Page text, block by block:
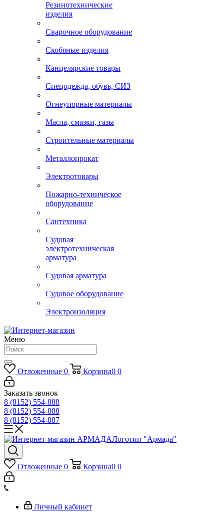
Резинотехнические
изделия
Сварочное оборудование
Скобяные изделия
Канцелярские товары
Спецодежда, обувь, СИЗ
Огнеупорные материалы
Масла, смазки, газы
Строительные материалы
Металлопрокат
Электротовары
Пожарно-техническое
оборудование
Сантехника
Судовая
электротехническая
арматура
Судовая арматура
Судовое оборудование
Электроизоляция
Меню
Отложенные 0 Корзина0 0
Заказать звонок
8 (8152) 554-888
8 (8152) 554-888
8 (8152) 554-887
Логотип "Армада"
Отложенные 0 Корзина0 0
Личный кабинет